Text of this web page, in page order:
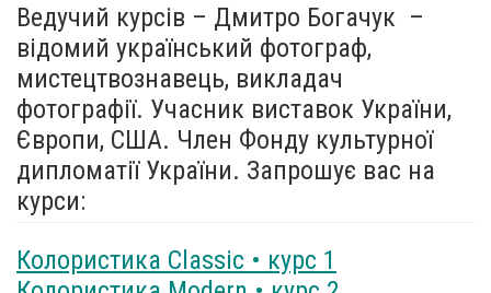
Ведучий курсів – Дмитро Богачук –
відомий український фотограф,
мистецтвознавець, викладач
фотографії. Учасник виставок України,
Європи, США. Член Фонду культурної
дипломатії України. Запрошує вас на
курси:
Колористика Classic • курс 1